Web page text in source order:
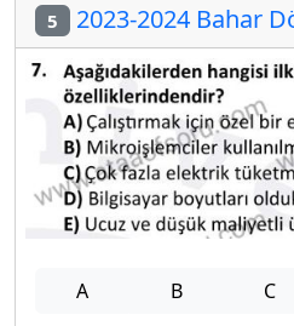
5 2023-2024 Bahar
A B C